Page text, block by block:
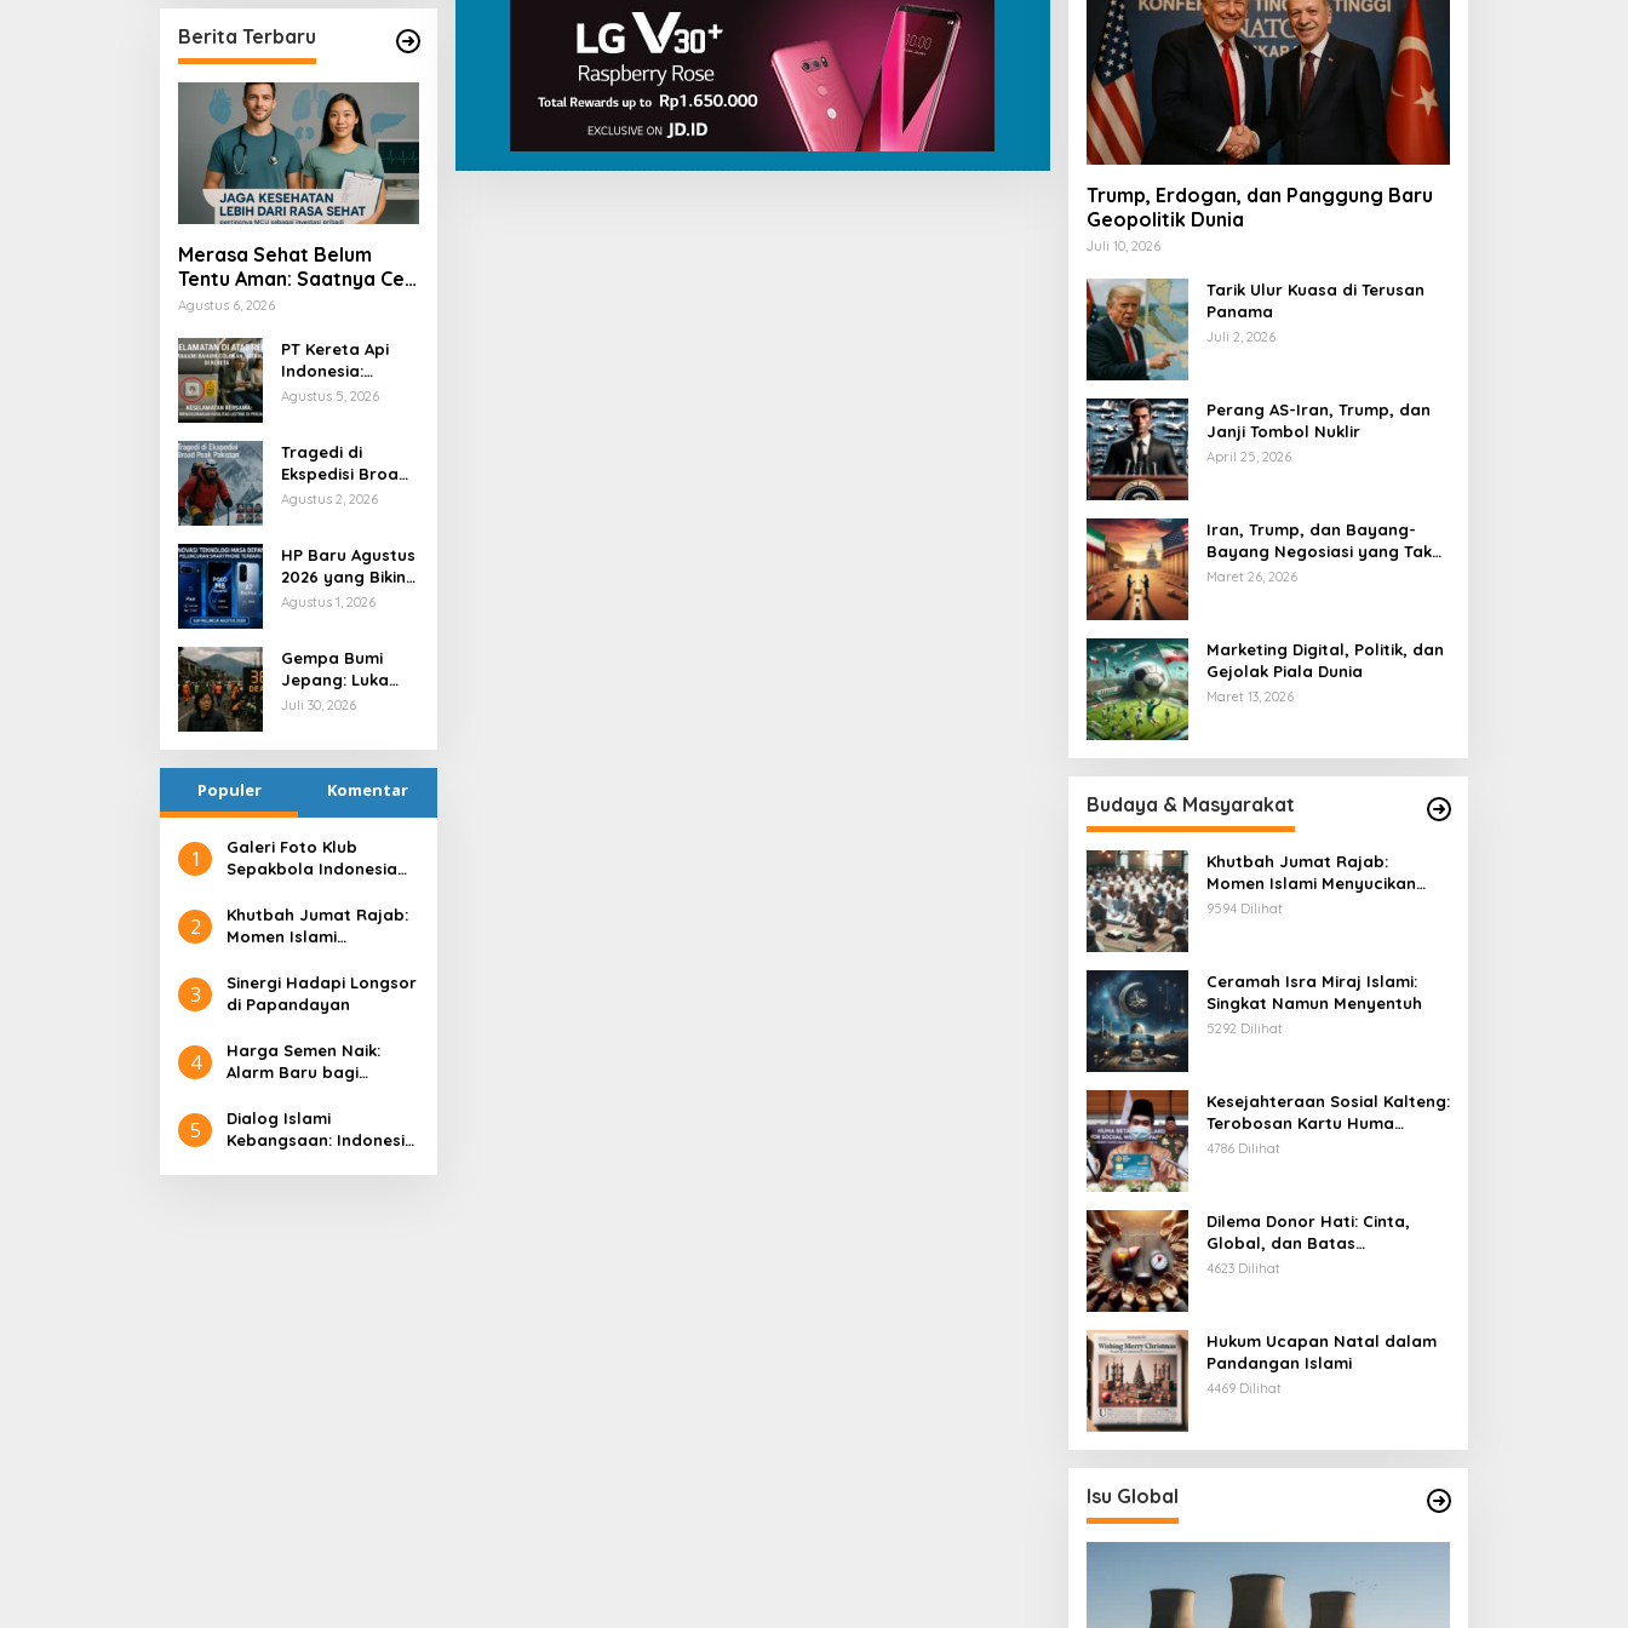
Berita Terbaru
Merasa Sehat Belum
Tentu Aman: Saatnya Cek
Kesehatan Menyeluruh
Agustus 6, 2026
PT Kereta Api
Indonesia:
Bahaya Colok
Agustus 5, 2026
Tragedi di
Ekspedisi Broad
Peak Pakistan
Agustus 2, 2026
HP Baru Agustus
2026 yang Bikin
Indonesia Heboh
Agustus 1, 2026
Gempa Bumi
Jepang: Luka
Fisik, Guncangan
Juli 30, 2026
Populer Komentar
1
Galeri Foto Klub
Sepakbola Indonesia
2
Khutbah Jumat Rajab:
Momen Islami
3
Sinergi Hadapi Longsor
di Papandayan
4
Harga Semen Naik:
Alarm Baru bagi
5
Dialog Islami
Kebangsaan: Indonesia
U
T
R
T
Trump, Erdogan, dan Panggung Baru
Geopolitik Dunia
Juli 10, 2026
Tarik Ulur Kuasa di Terusan
Panama
Juli 2, 2026
Perang AS-Iran, Trump, dan
Janji Tombol Nuklir
April 25, 2026
Iran, Trump, dan Bayang-
Bayang Negosiasi yang Tak
Pernah Usai
Maret 26, 2026
Marketing Digital, Politik, dan
Gejolak Piala Dunia
Maret 13, 2026
Budaya & Masyarakat
Khutbah Jumat Rajab:
Momen Islami Menyucikan
Hati
9594 Dilihat
Ceramah Isra Miraj Islami:
Singkat Namun Menyentuh
5292 Dilihat
Kesejahteraan Sosial Kalteng:
Terobosan Kartu Huma
Betang
4786 Dilihat
Dilema Donor Hati: Cinta,
Global, dan Batas
Pengorbanan
4623 Dilihat
Hukum Ucapan Natal dalam
Pandangan Islami
4469 Dilihat
Isu Global